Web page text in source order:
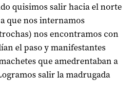
quisimos salir hacia el norte
que nos internamos
nos encontramos con
el paso y manifestantes
que amedrentaban a
salir la madrugada